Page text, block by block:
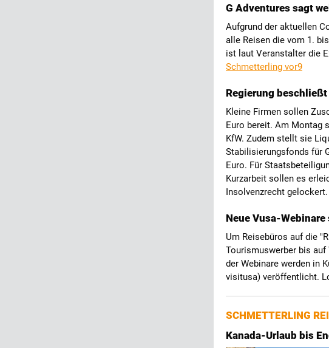
G Adventures sagt
Aufgrund der aktuellen
alle Reisen die vom 1.
ist laut Veranstalter die
Schmetterling vor9
Regierung
Kleine Firmen sollen
Euro bereit. Am Montag
KfW. Zudem stellt sie
Stabilisierungsfonds für
Euro. Für
Kurzarbeit sollen es
Insolvenzrecht gelockert.
Neue Vusa-
Um Reisebüros auf die
Tourismuswerber bis auf
der Webinare werden in
visitusa) veröffentlicht.
SCHMETTERLING
Kanada-Urlaub bis